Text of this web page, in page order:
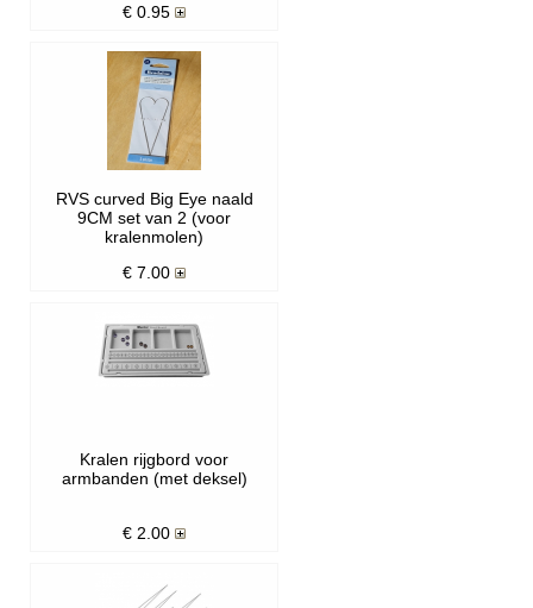
€ 0.95
RVS curved Big Eye naald
9CM set van 2 (voor
kralenmolen)
€ 7.00
Kralen rijgbord voor
armbanden (met deksel)
€ 2.00